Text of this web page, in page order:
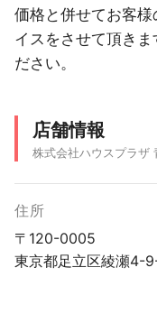
価格と併せてお客
イスをさせて頂き
ださい。
店舗情報
株式会社ハウスプラザ
住所
〒120-0005
東京都足立区綾瀬4-